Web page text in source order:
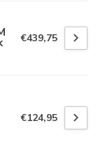
€439,75
€124,95